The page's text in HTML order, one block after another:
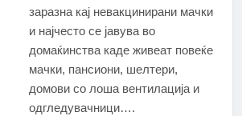
заразна кај невакцинирани мачки
и најчесто се јавува во
домаќинства каде живеат повеќе
мачки, пансиони, шелтери,
домови со лоша вентилација и
одгледувачници….